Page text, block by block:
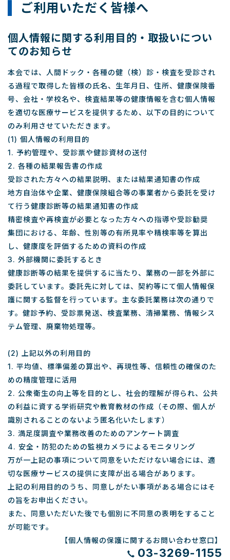
ご利用いただく皆様へ
個人情報に関する利用目的・取扱いについ
てのお知らせ
本会では、人間ドック・各種の健（検）診・検査を受診され
る過程で取得した皆様の氏名、生年月日、住所、健康保険番
号、会社・学校名や、検査結果等の健康情報を含む個人情報
を適切な医療サービスを提供するため、以下の目的について
のみ利用させていただきます。
(1) 個人情報の利用目的
1. 予約管理や、受診票や健診資材の送付
2. 各種の結果報告書の作成
受診された方々への結果説明、または結果通知書の作成
地方自治体や企業、健康保険組合等の事業者から委託を受け
て行う健康診断等の結果通知書の作成
精密検査や再検査が必要となった方々への指導や受診勧奨
集団における、年齢、性別等の有所見率や精検率等を算出
し、健康度を評価するための資料の作成
3. 外部機関に委託するとき
健康診断等の結果を提供するに当たり、業務の一部を外部に
委託しています。委託先に対しては、契約等にて個人情報保
護に関する監督を行っています。主な委託業務は次の通りで
す。健診予約、受診票発送、検査業務、清掃業務、情報シス
テム管理、廃棄物処理等。
(2) 上記以外の利用目的
1. 平均値、標準偏差の算出や、再現性等、信頼性の確保のた
めの精度管理に活用
2. 公衆衛生の向上等を目的とし、社会的理解が得られ、公共
の利益に資する学術研究や教育教材の作成（その際、個人が
識別されることのないよう匿名化いたします）
3. 満足度調査や業務改善のためのアンケート調査
4. 安全・防犯のための監視カメラによるモニタリング
万が一上記の事項について同意をいただけない場合には、適
切な医療サービスの提供に支障が出る場合があります。
上記の利用目的のうち、同意しがたい事項がある場合にはそ
の旨をお申出ください。
また、同意いただいた後でも個別に不同意の表明をすること
が可能です。
【個人情報の保護に関するお問い合わせ窓口】
03-3269-1155